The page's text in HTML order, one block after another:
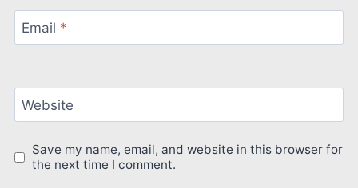
Email *
Website
Save my name, email, and website in this browser for
the next time I comment.